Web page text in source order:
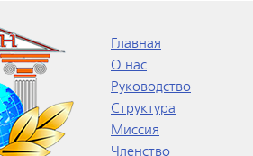
Главная
О нас
Руководство
Структура
Миссия
Членство